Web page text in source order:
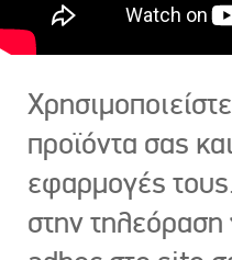
προϊόντα σας
εφαρμογές
στην τηλεόραση